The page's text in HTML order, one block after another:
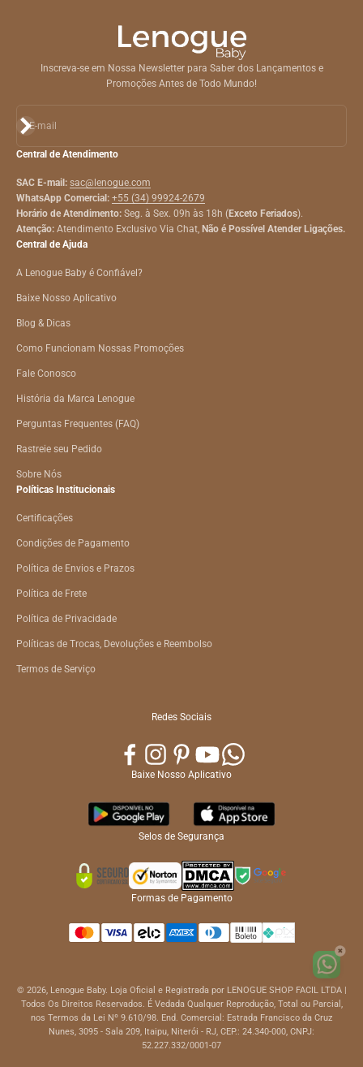
Inscreva-se em Nossa Newsletter para Saber dos Lançamentos e
Promoções Antes de Todo Mundo!
E-mail
Assinar
Central de Atendimento
SAC E-mail: sac@lenogue.com
WhatsApp Comercial: +55 (34) 99924-2679
Horário de Atendimento: Seg. à Sex. 09h às 18h (Exceto Feriados).
Atenção: Atendimento Exclusivo Via Chat, Não é Possível Atender Ligações.
Central de Ajuda
A Lenogue Baby é Confiável?
Baixe Nosso Aplicativo
Blog & Dicas
Como Funcionam Nossas Promoções
Fale Conosco
História da Marca Lenogue
Perguntas Frequentes (FAQ)
Rastreie seu Pedido
Sobre Nós
Políticas Institucionais
Certificações
Condições de Pagamento
Política de Envios e Prazos
Política de Frete
Política de Privacidade
Políticas de Trocas, Devoluções e Reembolso
Termos de Serviço
Redes Sociais
Baixe Nosso Aplicativo
Selos de Segurança
Formas de Pagamento
© 2026, Lenogue Baby. Loja Oficial e Registrada por LENOGUE SHOP FACIL LTDA |
Todos Os Direitos Reservados. É Vedada Qualquer Reprodução, Total ou Parcial,
nos Termos da Lei Nº 9.610/98. End. Comercial: Estrada Francisco da Cruz
Nunes, 3095 - Sala 209, Itaipu, Niterói - RJ, CEP.: 24.340-000, CNPJ:
52.227.332/0001-07